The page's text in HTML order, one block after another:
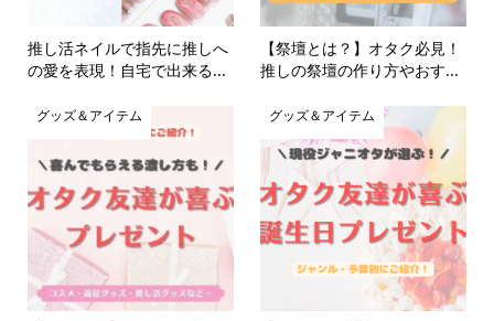
推し活ネイルで指先に推しへ
の愛を表現！自宅で出来る...
【祭壇とは？】オタク必見！
推しの祭壇の作り方やおす...
グッズ＆アイテム グッズ＆アイテム